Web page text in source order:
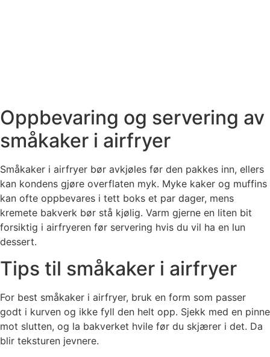
Oppbevaring og servering av
småkaker i airfryer
Småkaker i airfryer bør avkjøles før den pakkes inn, ellers
kan kondens gjøre overflaten myk. Myke kaker og muffins
kan ofte oppbevares i tett boks et par dager, mens
kremete bakverk bør stå kjølig. Varm gjerne en liten bit
forsiktig i airfryeren før servering hvis du vil ha en lun
dessert.
Tips til småkaker i airfryer
For best småkaker i airfryer, bruk en form som passer
godt i kurven og ikke fyll den helt opp. Sjekk med en pinne
mot slutten, og la bakverket hvile før du skjærer i det. Da
blir teksturen jevnere.